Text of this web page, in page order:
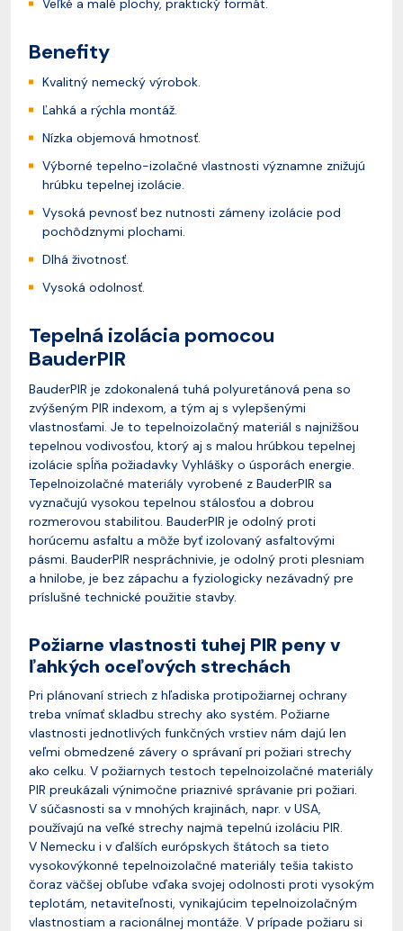
Veľké a malé plochy, praktický formát.
Benefity
Kvalitný nemecký výrobok.
Ľahká a rýchla montáž.
Nízka objemová hmotnosť.
Výborné tepelno-izolačné vlastnosti významne znižujú
hrúbku tepelnej izolácie.
Vysoká pevnosť bez nutnosti zámeny izolácie pod
pochôdznymi plochami.
Dlhá životnosť.
Vysoká odolnosť.
Tepelná izolácia pomocou
BauderPIR
BauderPIR je zdokonalená tuhá polyuretánová pena so
zvýšeným PIR indexom, a tým aj s vylepšenými
vlastnosťami. Je to tepelnoizolačný materiál s najnižšou
tepelnou vodivosťou, ktorý aj s malou hrúbkou tepelnej
izolácie spĺňa požiadavky Vyhlášky o úsporách energie.
Tepelnoizolačné materiály vyrobené z BauderPIR sa
vyznačujú vysokou tepelnou stálosťou a dobrou
rozmerovou stabilitou. BauderPIR je odolný proti
horúcemu asfaltu a môže byť izolovaný asfaltovými
pásmi. BauderPIR nespráchnivie, je odolný proti plesniam
a hnilobe, je bez zápachu a fyziologicky nezávadný pre
príslušné technické použitie stavby.
Požiarne vlastnosti tuhej PIR peny v
ľahkých oceľových strechách
Pri plánovaní striech z hľadiska protipožiarnej ochrany
treba vnímať skladbu strechy ako systém. Požiarne
vlastnosti jednotlivých funkčných vrstiev nám dajú len
veľmi obmedzené závery o správaní pri požiari strechy
ako celku. V požiarnych testoch tepelnoizolačné materiály
PIR preukázali výnimočne priaznivé správanie pri požiari.
V súčasnosti sa v mnohých krajinách, napr. v USA,
používajú na veľké strechy najmä tepelnú izoláciu PIR.
V Nemecku i v ďalších európskych štátoch sa tieto
vysokovýkonné tepelnoizolačné materiály tešia takisto
čoraz väčšej obľube vďaka svojej odolnosti proti vysokým
teplotám, netaviteľnosti, vynikajúcim tepelnoizolačným
vlastnostiam a racionálnej montáže. V prípade požiaru si